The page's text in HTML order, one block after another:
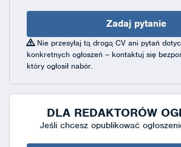
Zadaj pytanie
Nie przesyłaj tą drogą CV ani pytań
konkretnych ogłoszeń – kontaktuj się
który ogłosił nabór.
DLA REDAKTORÓW
Jeśli chcesz opublikować